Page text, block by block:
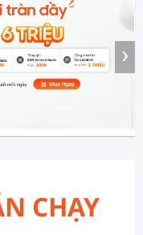
›
CHẠY